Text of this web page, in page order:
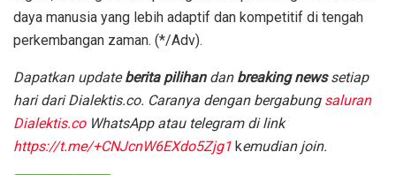
daya manusia yang lebih adaptif dan kompetitif di tengah
perkembangan zaman. (*/Adv).
Dapatkan updateberita pilihan dan breaking newssetiap
hari dari Dialektis.co. Caranya dengan bergabung saluran
Dialektis.co WhatsApp atau telegram di link
https://t.me/+CNJcnW6EXdo5Zjg1 kemudian join.